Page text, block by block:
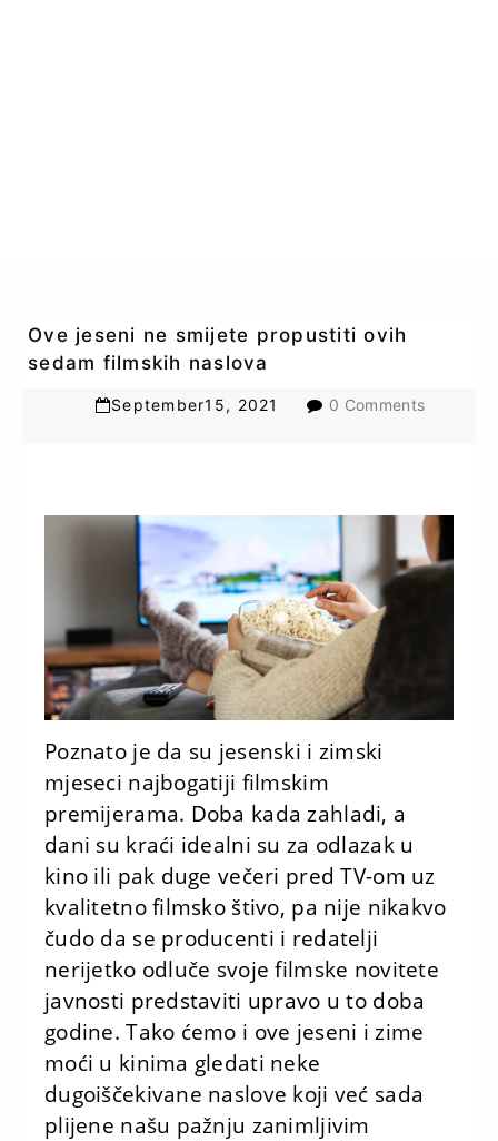
Ove jeseni ne smijete propustiti ovih
sedam filmskih naslova
September15, 2021 0 Comments
Poznato je da su jesenski i zimski
mjeseci najbogatiji filmskim
premijerama. Doba kada zahladi, a
dani su kraći idealni su za odlazak u
kino ili pak duge večeri pred TV-om uz
kvalitetno filmsko štivo, pa nije nikakvo
čudo da se producenti i redatelji
nerijetko odluče svoje filmske novitete
javnosti predstaviti upravo u to doba
godine. Tako ćemo i ove jeseni i zime
moći u kinima gledati neke
dugoiščekivane naslove koji već sada
plijene našu pažnju zanimljivim